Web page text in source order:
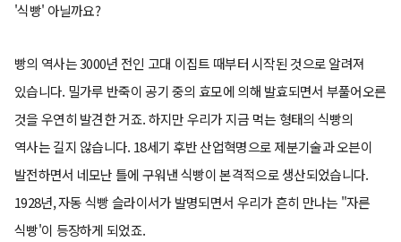
'식빵' 아닐까요?
빵의 역사는 3000년 전인 고대 이집트 때부터 시작된 것으로 알려져
있습니다. 밀가루 반죽이 공기 중의 효모에 의해 발효되면서 부풀어오른
것을 우연히 발견한 거죠. 하지만 우리가 지금 먹는 형태의 식빵의
역사는 길지 않습니다. 18세기 후반 산업혁명으로 제분기술과 오븐이
발전하면서 네모난 틀에 구워낸 식빵이 본격적으로 생산되었습니다.
1928년, 자동 식빵 슬라이서가 발명되면서 우리가 흔히 만나는 "자른
식빵'이 등장하게 되었죠.